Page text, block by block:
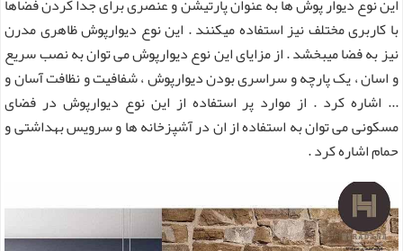
با کاربری مختلف نیز استفاده میکنند . این نوع دیوارپوش ظاهری مدرن
نیز به فضا میبخشد . از مزایای این نوع دیوارپوش می توان به نصب سریع
و اسان ، یک پارچه و سراسری بودن دیوارپوش ، شفافیت و نظافت آسان و
... اشاره کرد . از موارد پر استفاده از این نوع دیوارپوش در فضای
مسکونی می توان به استفاده از ان در آشپزخانه ها و سرویس بهداشتی و
حمام اشاره کرد .